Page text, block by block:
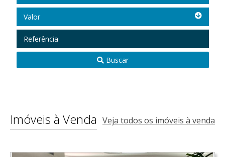
Valor
Referência
Buscar
Imóveis à Venda Veja todos os imóveis à venda